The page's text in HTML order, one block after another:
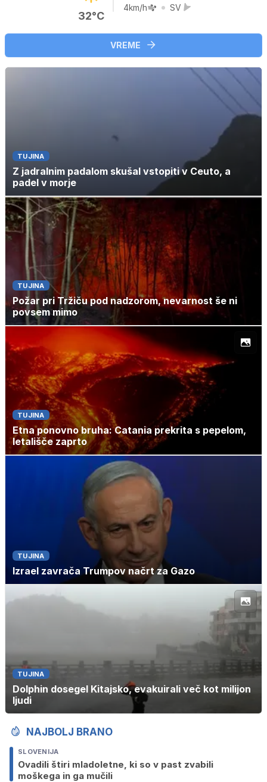
32°C
4km/h SV
VREME
TUJINA
Z jadralnim padalom skušal vstopiti v Ceuto, a
padel v morje
TUJINA
Požar pri Tržiču pod nadzorom, nevarnost še ni
povsem mimo
TUJINA
Etna ponovno bruha: Catania prekrita s pepelom,
letališče zaprto
TUJINA
Izrael zavrača Trumpov načrt za Gazo
TUJINA
Dolphin dosegel Kitajsko, evakuirali več kot milijon
ljudi
NAJBOLJ BRANO
SLOVENIJA
Ovadili štiri mladoletne, ki so v past zvabili
moškega in ga mučili